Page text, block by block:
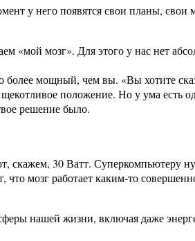
у него появятся свои планы,
«мой мозг». Для этого у нас нет
более мощный, чем вы. «Вы хотите
положение. Но у ума есть
решение было.
скажем, 30 Ватт. Суперкомпьютеру
мозг работает каким-то
сферы нашей жизни, включая даже